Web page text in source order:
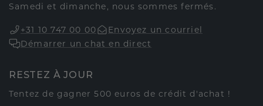
Samedi et dimanche, nous sommes fermés.
+31 10 747 00 00
Envoyez un courriel
Démarrer un chat en direct
RESTEZ À JOUR
Tentez de gagner 500 euros de crédit d'achat !